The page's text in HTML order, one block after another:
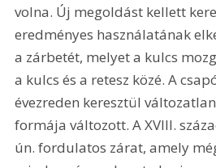
volna. Új megoldást kellett
eredményes használatának
a zárbetét, melyet a kulcs
a kulcs és a retesz közé. A
évezreden keresztül
formája változott. A XVIII.
ún. fordulatos zárat, amely